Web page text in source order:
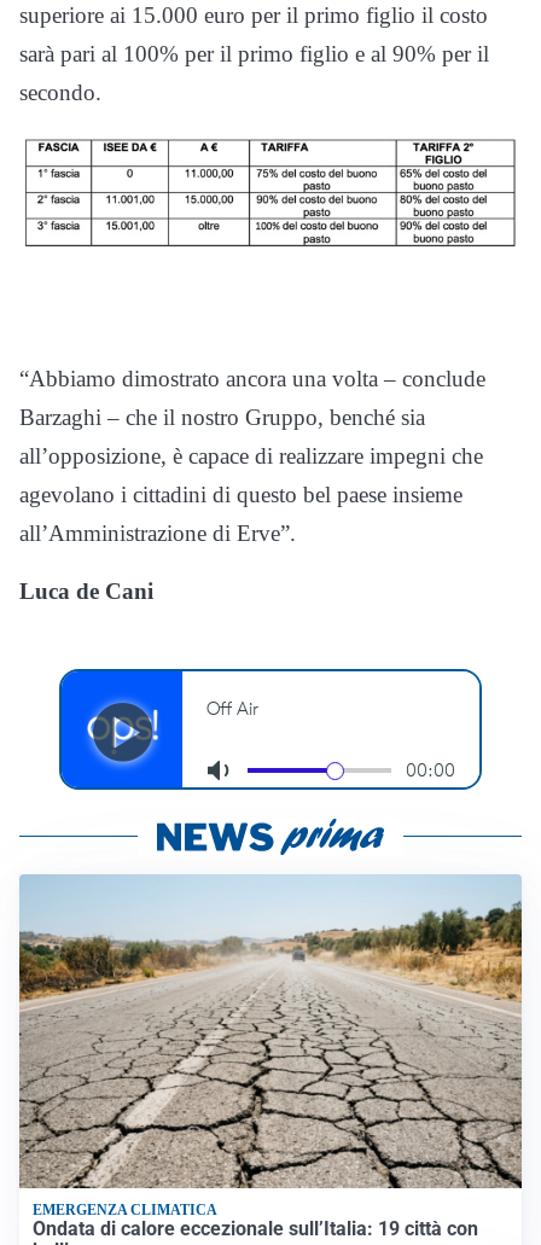
superiore ai 15.000 euro per il primo figlio il costo
sarà pari al 100% per il primo figlio e al 90% per il
secondo.
“Abbiamo dimostrato ancora una volta – conclude
Barzaghi – che il nostro Gruppo, benché sia
all’opposizione, è capace di realizzare impegni che
agevolano i cittadini di questo bel paese insieme
all’Amministrazione di Erve”.
Luca de Cani
EMERGENZA CLIMATICA
Ondata di calore eccezionale sull’Italia: 19 città con